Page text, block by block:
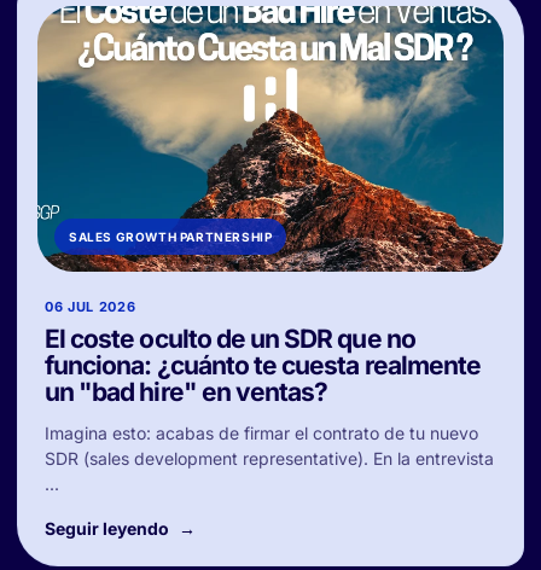
SALES GROWTH PARTNERSHIP
06 JUL 2026
El coste oculto de un SDR que no
funciona: ¿cuánto te cuesta realmente
un "bad hire" en ventas?
Imagina esto: acabas de firmar el contrato de tu nuevo
SDR (sales development representative). En la entrevista
...
Seguir leyendo